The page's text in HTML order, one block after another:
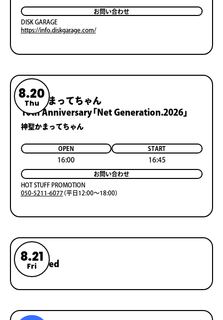
お問い合わせ
DISK GARAGE
https://info.diskgarage.com/
8.20
Thu
神聖かまってちゃん
10th Anniversary「Net Generation.2026」
神聖かまってちゃん
OPEN
16:00
START
16:45
お問い合わせ
HOT STUFF PROMOTION
050-5211-6077（平日12:00〜18:00）
8.21
Fri
Reserved